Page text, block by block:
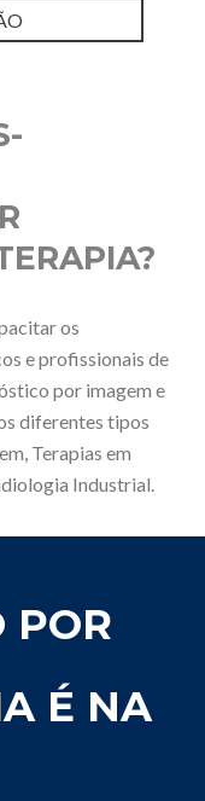
os
e profissionais de
por imagem e
diferentes tipos
Terapias em
Industrial.
POR
É NA